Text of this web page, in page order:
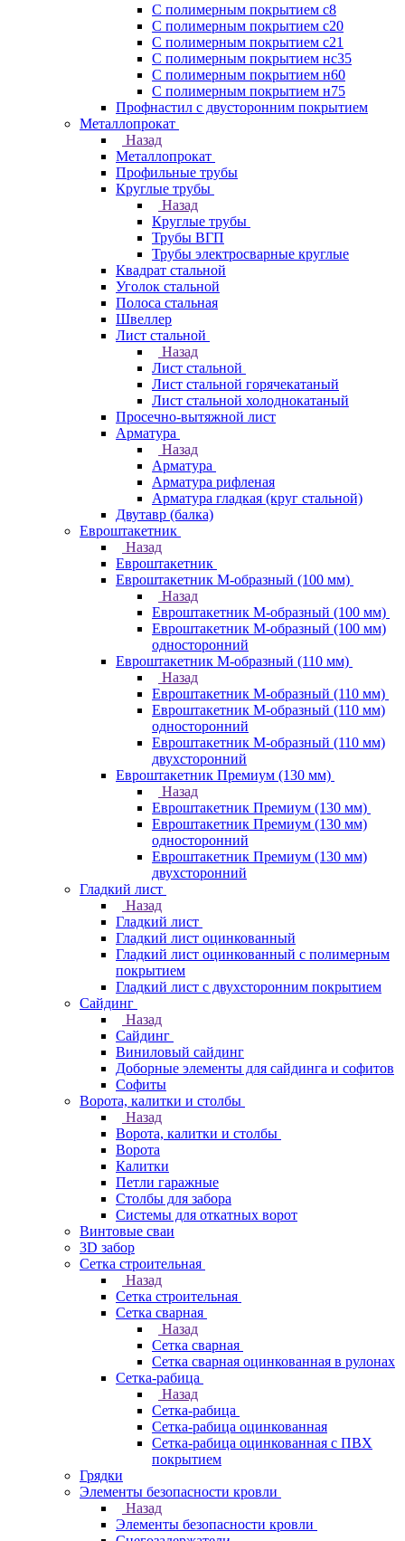
С полимерным покрытием с8
С полимерным покрытием с20
С полимерным покрытием с21
С полимерным покрытием нс35
С полимерным покрытием н60
С полимерным покрытием н75
Профнастил с двусторонним покрытием
Металлопрокат
Назад
Металлопрокат
Профильные трубы
Круглые трубы
Назад
Круглые трубы
Трубы ВГП
Трубы электросварные круглые
Квадрат стальной
Уголок стальной
Полоса стальная
Швеллер
Лист стальной
Назад
Лист стальной
Лист стальной горячекатаный
Лист стальной холоднокатаный
Просечно-вытяжной лист
Арматура
Назад
Арматура
Арматура рифленая
Арматура гладкая (круг стальной)
Двутавр (балка)
Евроштакетник
Назад
Евроштакетник
Евроштакетник М-образный (100 мм)
Назад
Евроштакетник М-образный (100 мм)
Евроштакетник М-образный (100 мм)
односторонний
Евроштакетник М-образный (110 мм)
Назад
Евроштакетник М-образный (110 мм)
Евроштакетник М-образный (110 мм)
односторонний
Евроштакетник М-образный (110 мм)
двухсторонний
Евроштакетник Премиум (130 мм)
Назад
Евроштакетник Премиум (130 мм)
Евроштакетник Премиум (130 мм)
односторонний
Евроштакетник Премиум (130 мм)
двухсторонний
Гладкий лист
Назад
Гладкий лист
Гладкий лист оцинкованный
Гладкий лист оцинкованный с полимерным
покрытием
Гладкий лист с двухсторонним покрытием
Сайдинг
Назад
Сайдинг
Виниловый сайдинг
Доборные элементы для сайдинга и софитов
Софиты
Ворота, калитки и столбы
Назад
Ворота, калитки и столбы
Ворота
Калитки
Петли гаражные
Столбы для забора
Системы для откатных ворот
Винтовые сваи
3D забор
Сетка строительная
Назад
Сетка строительная
Сетка сварная
Назад
Сетка сварная
Сетка сварная оцинкованная в рулонах
Сетка-рабица
Назад
Сетка-рабица
Сетка-рабица оцинкованная
Сетка-рабица оцинкованная с ПВХ
покрытием
Грядки
Элементы безопасности кровли
Назад
Элементы безопасности кровли